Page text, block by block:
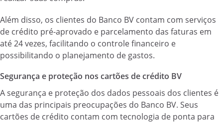
Além disso, os clientes do Banco BV contam com serviços
de crédito pré-aprovado e parcelamento das faturas em
até 24 vezes, facilitando o controle financeiro e
possibilitando o planejamento de gastos.
Segurança e proteção nos cartões de crédito BV
A segurança e proteção dos dados pessoais dos clientes é
uma das principais preocupações do Banco BV. Seus
cartões de crédito contam com tecnologia de ponta para